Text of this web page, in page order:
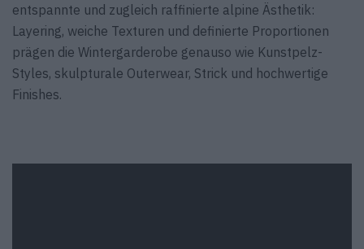
entspannte und zugleich raffinierte alpine Ästhetik:
Layering, weiche Texturen und definierte Proportionen
prägen die Wintergarderobe genauso wie Kunstpelz-
Styles, skulpturale Outerwear, Strick und hochwertige
Finishes.